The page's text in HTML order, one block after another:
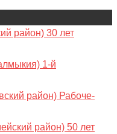
район) 30 лет
1-й
район) Рабоче-
район) 50 лет